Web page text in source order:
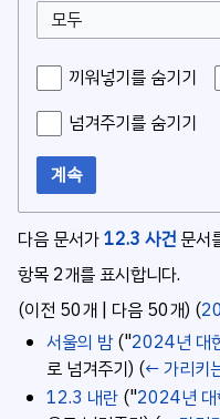
모두
끼워넣기를 숨기기
넘겨주기를 숨기기
계속
다음 문서가12.3 사건 문서
항목 2개를 표시합니다.
(이전 50개 | 다음 50개) (20
서울의 밤("2024년 대
로 넘겨주기) (← 가리키
12.3 내란("2024년 대